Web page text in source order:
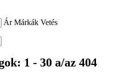
Ár Márkák Vetés
1 - 30 a/az 404